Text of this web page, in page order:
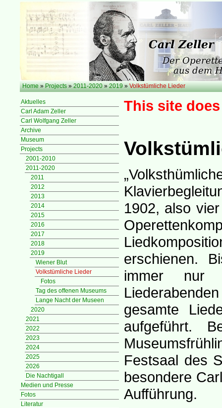
Home »Projects »2011-2020 »2019 »Volkstümliche Lieder
Aktuelles
Carl Adam Zeller
Carl Wolfgang Zeller
Archive
Museum
Projects
2001-2010
2011-2020
2011
2012
2013
2014
2015
2016
2017
2018
2019
Wiener Blut
Volkstümliche Lieder
Fotos
Tag des offenen Museums
Lange Nacht der Museen
2020
2021
2022
2023
2024
2025
2026
Die Nachtigall
Medien und Presse
Fotos
Literatur
This site
1902, also
erschienen.
immer nur
gesamte
aufgeführt.
Festsaal des
besondere
Aufführung.